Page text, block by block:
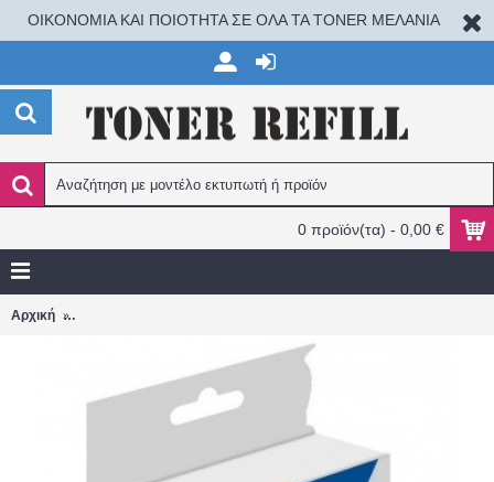
ΟΙΚΟΝΟΜΙΑ ΚΑΙ ΠΟΙΟΤΗΤΑ ΣΕ ΟΛΑ ΤΑ TONER ΜΕΛΑΝΙΑ
0 προϊόν(τα) - 0,00 €
Αρχική